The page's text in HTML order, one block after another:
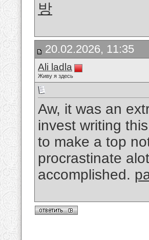
방
20.02.2026, 11:35
Ali ladla
Живу я здесь
Aw, it was an
invest writing
to make a top
procrastinate
accomplished.